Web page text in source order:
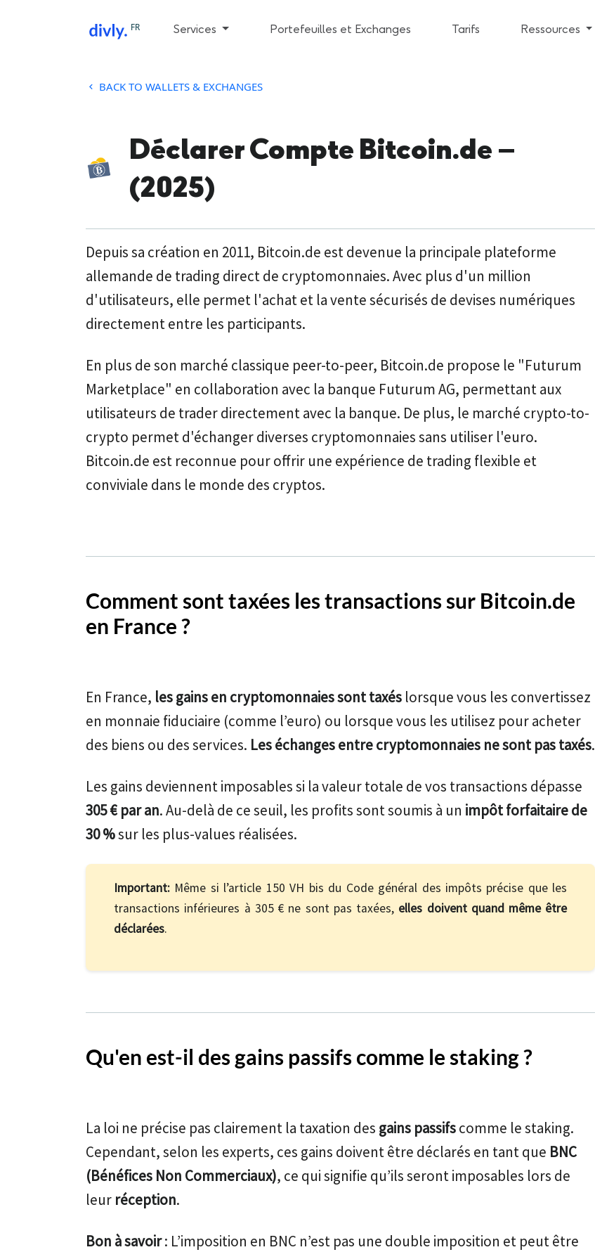
FR Services Portefeuilles et Exchanges Tarifs Ressources
BACK TO WALLETS & EXCHANGES
Déclarer Compte Bitcoin.de –
(2025)
Depuis sa création en 2011, Bitcoin.de est devenue la principale plateforme
allemande de trading direct de cryptomonnaies. Avec plus d'un million
d'utilisateurs, elle permet l'achat et la vente sécurisés de devises numériques
directement entre les participants.
En plus de son marché classique peer-to-peer, Bitcoin.de propose le "Futurum
Marketplace" en collaboration avec la banque Futurum AG, permettant aux
utilisateurs de trader directement avec la banque. De plus, le marché crypto-to-
crypto permet d'échanger diverses cryptomonnaies sans utiliser l'euro.
Bitcoin.de est reconnue pour offrir une expérience de trading flexible et
conviviale dans le monde des cryptos.
Comment sont taxées les transactions sur Bitcoin.de
en France ?
En France, les gains en cryptomonnaies sont taxés lorsque vous les convertissez
en monnaie fiduciaire (comme l’euro) ou lorsque vous les utilisez pour acheter
des biens ou des services. Les échanges entre cryptomonnaies ne sont pas taxés.
Les gains deviennent imposables si la valeur totale de vos transactions dépasse
305 € par an. Au-delà de ce seuil, les profits sont soumis à un impôt forfaitaire de
30 %sur les plus-values réalisées.
Important: Même si l’article 150 VH bis du Code général des impôts précise que les
transactions inférieures à 305 € ne sont pas taxées, elles doivent quand même être
déclarées.
Qu'en est-il des gains passifs comme le staking ?
La loi ne précise pas clairement la taxation des gains passifscomme le staking.
Cependant, selon les experts, ces gains doivent être déclarés en tant que BNC
(Bénéfices Non Commerciaux), ce qui signifie qu’ils seront imposables lors de
leur réception.
Bon à savoir: L’imposition en BNC n’est pas une double imposition et peut être